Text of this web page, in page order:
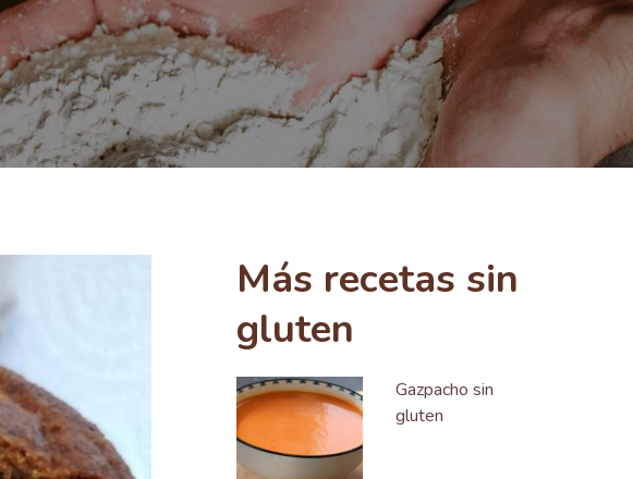
Siguiente
Más recetas sin
gluten
Gazpacho sin
gluten